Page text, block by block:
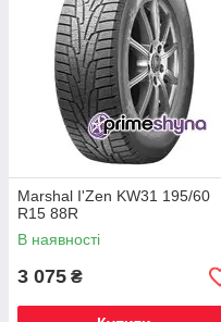
Marshal I'Zen KW31 195/60
R15 88R
В наявності
3 075 ₴